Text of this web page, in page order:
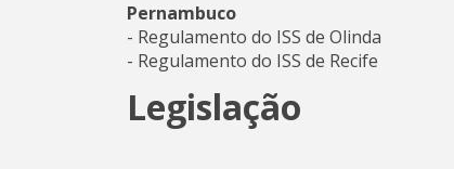
Pernambuco
- Regulamento do ISS de Olinda
- Regulamento do ISS de Recife
Legislação